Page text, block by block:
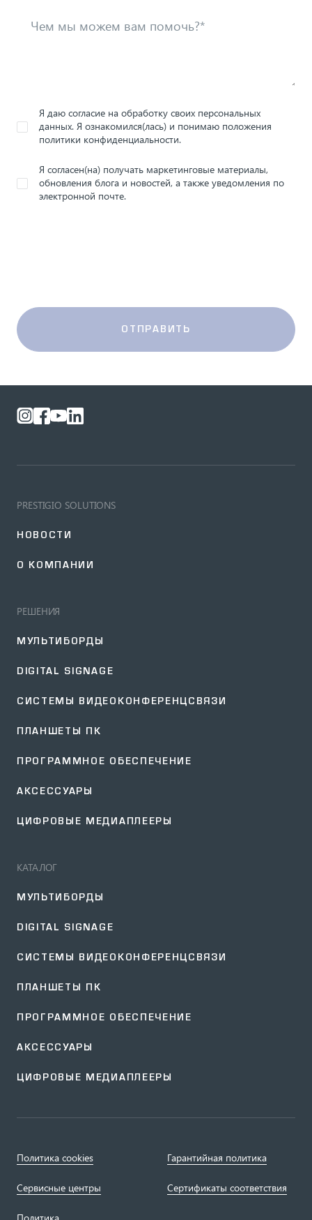
Я даю согласие на обработку своих персональных
данных. Я ознакомился(лась) и понимаю положения
политики конфиденциальности.
Я согласен(на) получать маркетинговые материалы,
обновления блога и новостей, а также уведомления по
электронной почте.
ОТПРАВИТЬ
PRESTIGIO SOLUTIONS
НОВОСТИ
О КОМПАНИИ
РЕШЕНИЯ
МУЛЬТИБОРДЫ
DIGITAL SIGNAGE
СИСТЕМЫ ВИДЕОКОНФЕРЕНЦСВЯЗИ
ПЛАНШЕТЫ ПК
ПРОГРАММНОЕ ОБЕСПЕЧЕНИЕ
АКСЕССУАРЫ
ЦИФРОВЫЕ МЕДИАПЛЕЕРЫ
КАТАЛОГ
МУЛЬТИБОРДЫ
DIGITAL SIGNAGE
СИСТЕМЫ ВИДЕОКОНФЕРЕНЦСВЯЗИ
ПЛАНШЕТЫ ПК
ПРОГРАММНОЕ ОБЕСПЕЧЕНИЕ
АКСЕССУАРЫ
ЦИФРОВЫЕ МЕДИАПЛЕЕРЫ
Политика cookies Гарантийная политика
Сервисные центры Сертификаты соответствия